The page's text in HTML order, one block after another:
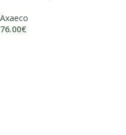
Axaeco
76.00€